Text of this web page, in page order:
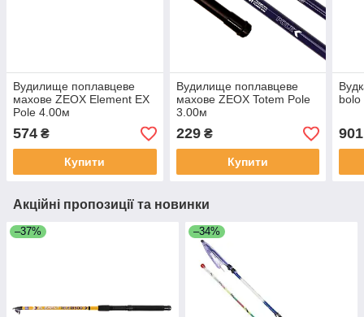
Вудилище поплавцеве
махове ZEOX Element EX
Pole 4.00м
574 ₴
Купити
Вудилище поплавцеве
махове ZEOX Totem Pole
3.00м
229₴
Купити
901
Акційні пропозиції та новинки
–37% –34%